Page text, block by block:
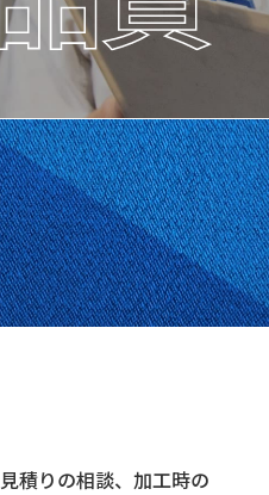
積りの相談、加工時の